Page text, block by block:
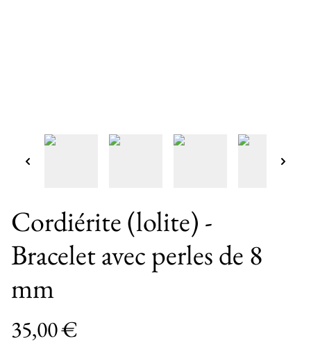
Cordiérite (lolite) -
Bracelet avec perles de 8
mm
35,00 €